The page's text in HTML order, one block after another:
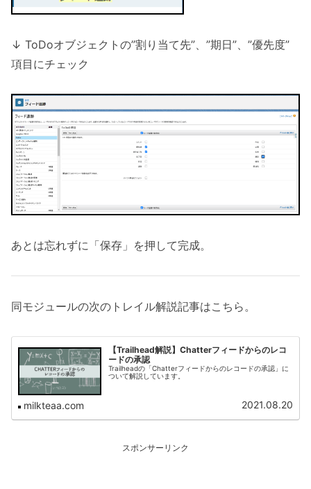
↓ ToDoオブジェクトの”割り当て先”、”期日”、”優先度”
項目にチェック
あとは忘れずに「保存」を押して完成。
同モジュールの次のトレイル解説記事はこちら。
【Trailhead解説】Chatterフィードからのレコ
ードの承認
Trailheadの「Chatterフィードからのレコードの承認」に
ついて解説しています。
milkteaa.com 2021.08.20
スポンサーリンク